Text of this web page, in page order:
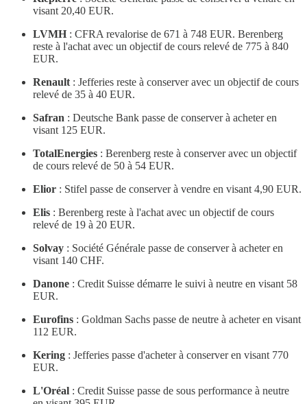
visant 20,40 EUR.
LVMH : CFRA revalorise de 671 à 748 EUR. Berenberg
reste à l'achat avec un objectif de cours relevé de 775 à 840
EUR.
Renault : Jefferies reste à conserver avec un objectif de cours
relevé de 35 à 40 EUR.
Safran : Deutsche Bank passe de conserver à acheter en
visant 125 EUR.
TotalEnergies : Berenberg reste à conserver avec un objectif
de cours relevé de 50 à 54 EUR.
Elior : Stifel passe de conserver à vendre en visant 4,90 EUR.
Elis : Berenberg reste à l'achat avec un objectif de cours
relevé de 19 à 20 EUR.
Solvay : Société Générale passe de conserver à acheter en
visant 140 CHF.
Danone : Credit Suisse démarre le suivi à neutre en visant 58
EUR.
Eurofins : Goldman Sachs passe de neutre à acheter en visant
112 EUR.
Kering : Jefferies passe d'acheter à conserver en visant 770
EUR.
L'Oréal : Credit Suisse passe de sous performance à neutre